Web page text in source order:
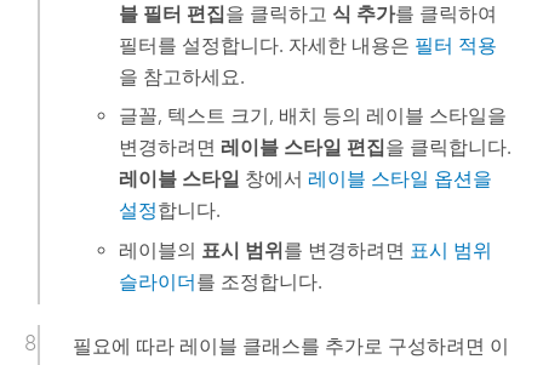
블 필터 편집을 클릭하고 식 추가를 클릭하여
필터를 설정합니다. 자세한 내용은 필터 적용
을 참고하세요.
글꼴, 텍스트 크기, 배치 등의 레이블 스타일을
변경하려면 레이블 스타일 편집 을 클릭합니다.
레이블 스타일 창에서 레이블 스타일 옵션을
설정합니다.
레이블의 표시 범위를 변경하려면 표시 범위
슬라이더를 조정합니다.
필요에 따라 레이블 클래스를 추가로 구성하려면 이